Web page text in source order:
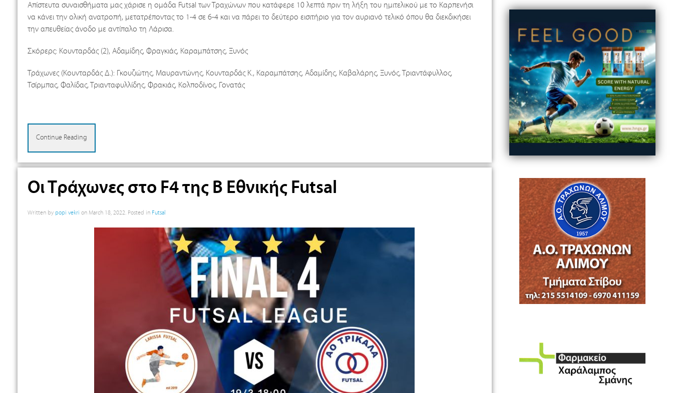
Απίστευτα συναισθήματα μας χάρισε η ομάδα Futsal των Τραχώνων που κατάφερε 10 λεπτά πριν τη λήξη του ημιτελικού με το Καρπενήσι
να κάνει την ολική ανατροπή, μετατρέποντας το 1-4 σε 6-4 και να πάρει το δεύτερο εισιτήριο για τον αυριανό τελικό όπου θα διεκδικήσει
την απευθείας άνοδο με αντίπαλο τη Λάρισα.
Σκόρερς: Κουνταρδάς (2), Αδαμίδης, Φραγκιάς, Καραμπάτσης, Ξυνός
Τράχωνες (Κουνταρδάς Δ.): Γκουζιώτης, Μαυραντώνης, Κουνταρδάς Κ., Καραμπάτσης, Αδαμίδης, Καβαλάρης, Ξυνός, Τριαντάφυλλος,
Τσίρμπας, Φαλίδας, Τριανταφυλλίδης, Φρακιάς, Κολποδίνος, Γονατάς
Continue Reading
Οι Τράχωνες στο F4 της Β Εθνικής Futsal
Written by popi vekri on March 18, 2022. Posted in Futsal